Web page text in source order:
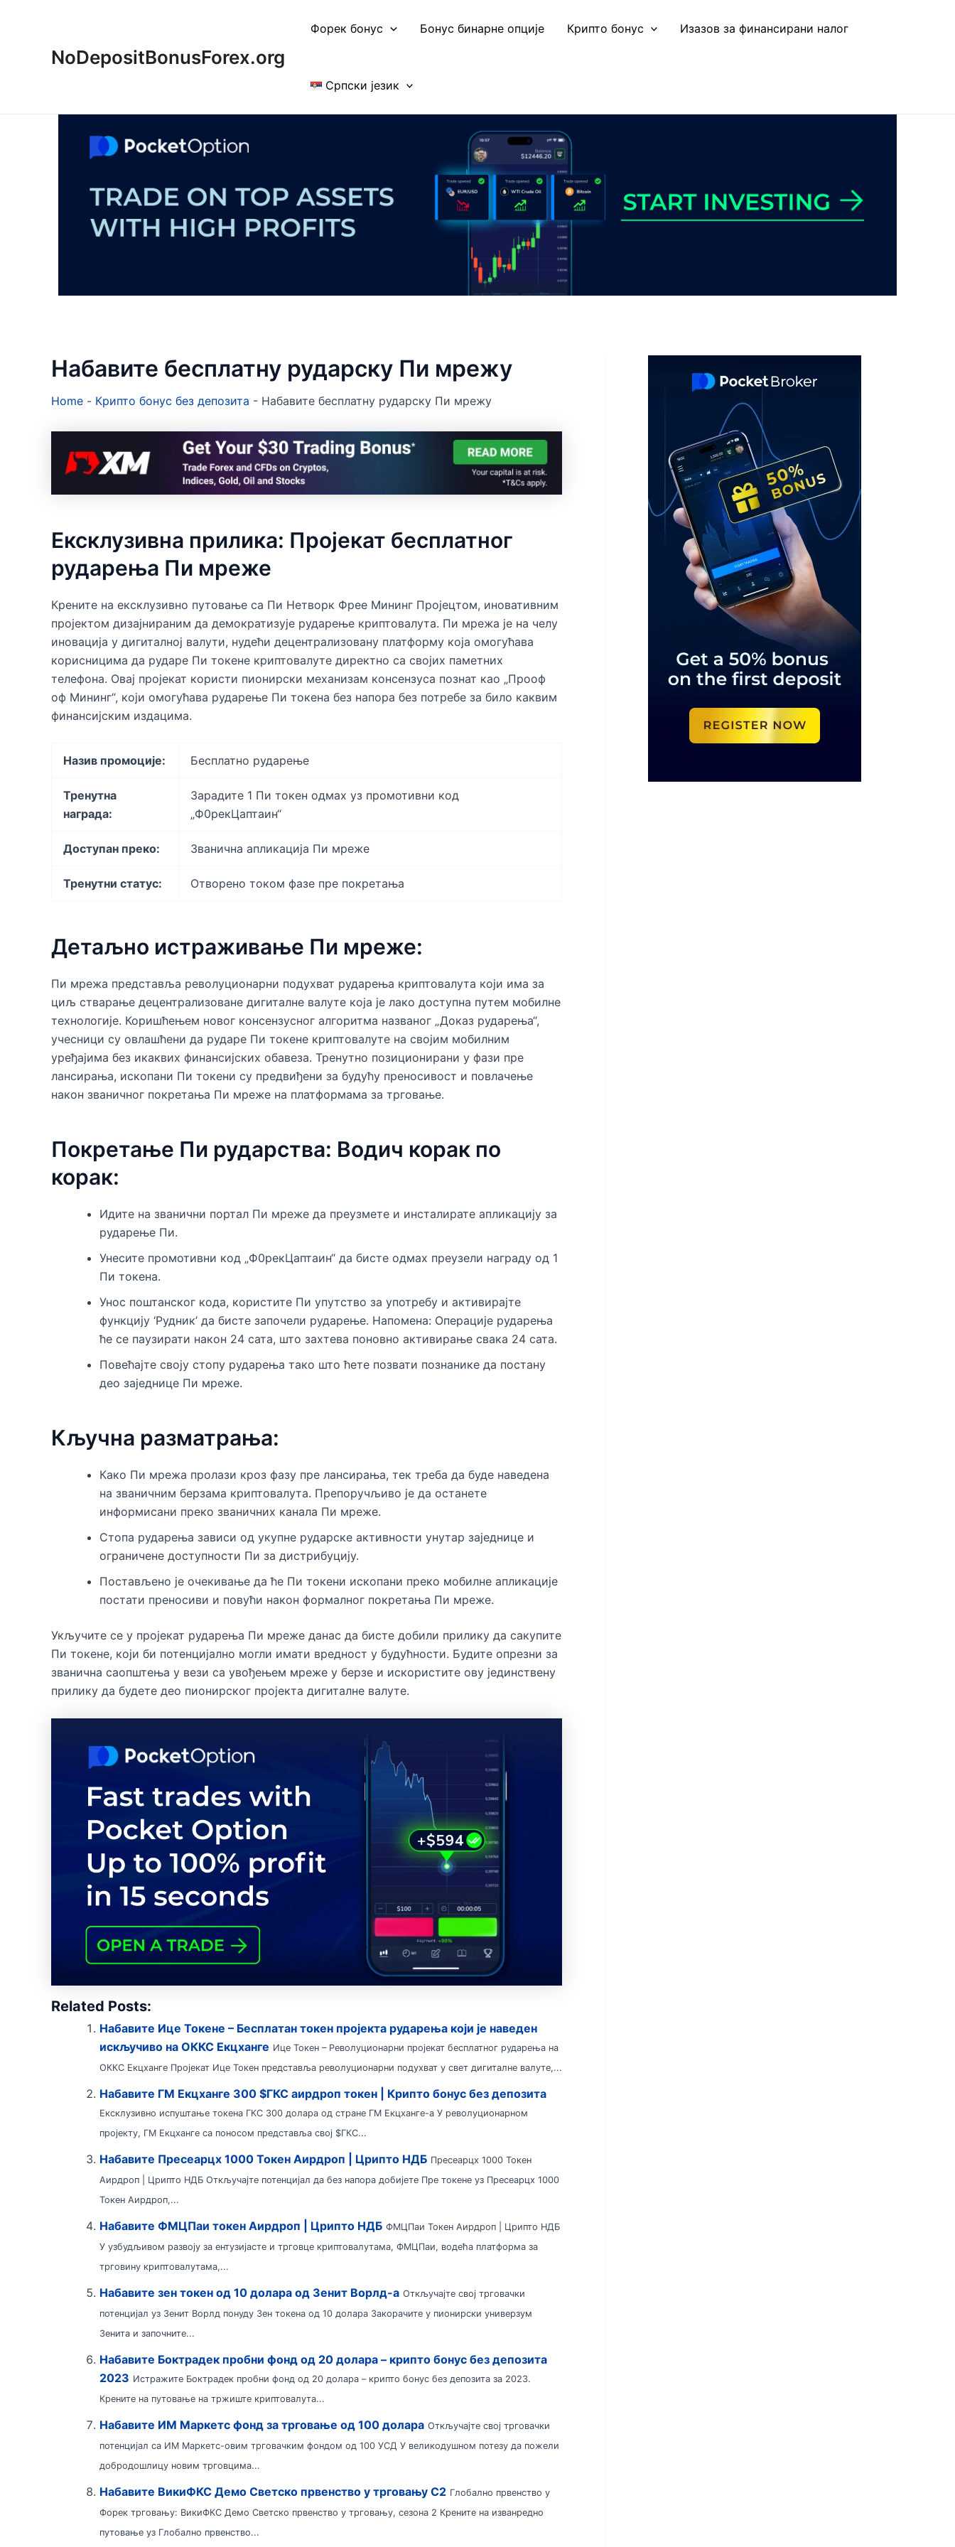
NoDepositBonusForex.org
Форек бонус Бонус бинарне опције Крипто бонус Изазов за финансирани налог
Српски језик
Набавите бесплатну рударску Пи мрежу
Home - Крипто бонус без депозита - Набавите бесплатну рударску Пи мрежу
Ексклузивна прилика: Пројекат бесплатног
рударења Пи мреже
Крените на ексклузивно путовање са Пи Нетворк Фрее Мининг Пројецтом, иновативним
пројектом дизајнираним да демократизује рударење криптовалута. Пи мрежа је на челу
иновација у дигиталној валути, нудећи децентрализовану платформу која омогућава
корисницима да рударе Пи токене криптовалуте директно са својих паметних
телефона. Овај пројекат користи пионирски механизам консензуса познат као „Прооф
оф Мининг“, који омогућава рударење Пи токена без напора без потребе за било каквим
финансијским издацима.
Назив промоције: Бесплатно рударење
Тренутна
награда:
Зарадите 1 Пи токен одмах уз промотивни код
„Ф0рекЦаптаин“
Доступан преко: Званична апликација Пи мреже
Тренутни статус: Отворено током фазе пре покретања
Детаљно истраживање Пи мреже:
Пи мрежа представља револуционарни подухват рударења криптовалута који има за
циљ стварање децентрализоване дигиталне валуте која је лако доступна путем мобилне
технологије. Коришћењем новог консензусног алгоритма названог „Доказ рударења“,
учесници су овлашћени да рударе Пи токене криптовалуте на својим мобилним
уређајима без икаквих финансијских обавеза. Тренутно позиционирани у фази пре
лансирања, ископани Пи токени су предвиђени за будућу преносивост и повлачење
након званичног покретања Пи мреже на платформама за трговање.
Покретање Пи рударства: Водич корак по
корак:
Идите на званични портал Пи мреже да преузмете и инсталирате апликацију за
рударење Пи.
Унесите промотивни код „Ф0рекЦаптаин“ да бисте одмах преузели награду од 1
Пи токена.
Унос поштанског кода, користите Пи упутство за употребу и активирајте
функцију ‘Рудник’ да бисте започели рударење. Напомена: Операције рударења
ће се паузирати након 24 сата, што захтева поновно активирање свака 24 сата.
Повећајте своју стопу рударења тако што ћете позвати познанике да постану
део заједнице Пи мреже.
Кључна разматрања:
Како Пи мрежа пролази кроз фазу пре лансирања, тек треба да буде наведена
на званичним берзама криптовалута. Препоручљиво је да останете
информисани преко званичних канала Пи мреже.
Стопа рударења зависи од укупне рударске активности унутар заједнице и
ограничене доступности Пи за дистрибуцију.
Постављено је очекивање да ће Пи токени ископани преко мобилне апликације
постати преносиви и повући након формалног покретања Пи мреже.
Укључите се у пројекат рударења Пи мреже данас да бисте добили прилику да сакупите
Пи токене, који би потенцијално могли имати вредност у будућности. Будите опрезни за
званична саопштења у вези са увођењем мреже у берзе и искористите ову јединствену
прилику да будете део пионирског пројекта дигиталне валуте.
Related Posts:
Набавите Ице Токене – Бесплатан токен пројекта рударења који је наведен
искључиво на ОККС Екцханге Ице Токен – Револуционарни пројекат бесплатног рударења на
ОККС Екцханге Пројекат Ице Токен представља револуционарни подухват у свет дигиталне валуте,...
Набавите ГМ Екцханге 300 $ГКС аирдроп токен | Крипто бонус без депозита
Ексклузивно испуштање токена ГКС 300 долара од стране ГМ Екцханге-а У револуционарном
пројекту, ГМ Екцханге са поносом представља свој $ГКС...
Набавите Пресеарцх 1000 Токен Аирдроп | Црипто НДБ Пресеарцх 1000 Токен
Аирдроп | Црипто НДБ Откључајте потенцијал да без напора добијете Пре токене уз Пресеарцх 1000
Токен Аирдроп,...
Набавите ФМЦПаи токен Аирдроп | Црипто НДБ ФМЦПаи Токен Аирдроп | Црипто НДБ
У узбудљивом развоју за ентузијасте и трговце криптовалутама, ФМЦПаи, водећа платформа за
трговину криптовалутама,...
Набавите зен токен од 10 долара од Зенит Ворлд-а Откључајте свој трговачки
потенцијал уз Зенит Ворлд понуду Зен токена од 10 долара Закорачите у пионирски универзум
Зенита и започните...
Набавите Боктрадек пробни фонд од 20 долара – крипто бонус без депозита
2023 Истражите Боктрадек пробни фонд од 20 долара – крипто бонус без депозита за 2023.
Крените на путовање на тржиште криптовалута...
Набавите ИМ Маркетс фонд за трговање од 100 долара Откључајте свој трговачки
потенцијал са ИМ ​​Маркетс-овим трговачким фондом од 100 УСД У великодушном потезу да пожели
добродошлицу новим трговцима...
Набавите ВикиФКС Демо Светско првенство у трговању С2 Глобално првенство у
Форек трговању: ВикиФКС Демо Светско првенство у трговању, сезона 2 Крените на изванредно
путовање уз Глобално првенство...